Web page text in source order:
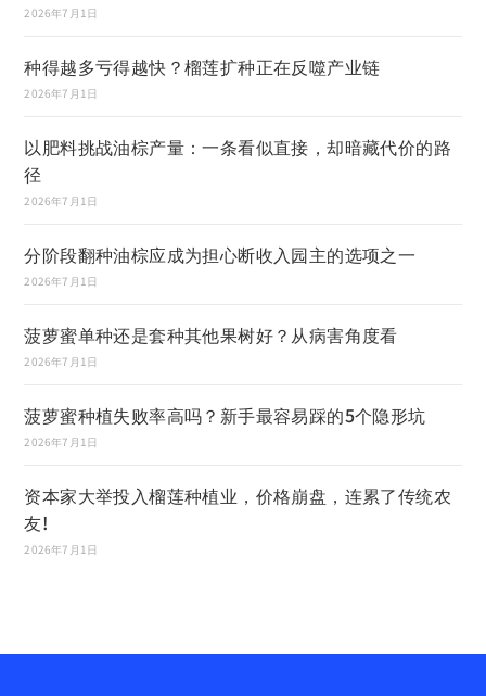
2026年7月1日
种得越多亏得越快？榴莲扩种正在反噬产业链
2026年7月1日
以肥料挑战油棕产量：一条看似直接，却暗藏代价的路
径
2026年7月1日
分阶段翻种油棕应成为担心断收入园主的选项之一
2026年7月1日
菠萝蜜单种还是套种其他果树好？从病害角度看
2026年7月1日
菠萝蜜种植失败率高吗？新手最容易踩的5个隐形坑
2026年7月1日
资本家大举投入榴莲种植业，价格崩盘，连累了传统农
友!
2026年7月1日